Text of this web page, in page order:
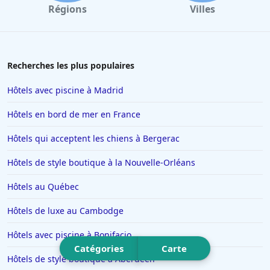
Hôtels à Aix-les-Bains
Hôtels à Plailly
Hôtels à La Toussuire
Hôtels en Lorraine
Hôtels à Dieulefit
Hôtels à Châtillon-sur-Seine
Catégories Carte
Régions Villes
Recherches les plus populaires
Hôtels avec piscine à Madrid
Hôtels en bord de mer en France
Hôtels qui acceptent les chiens à Bergerac
Hôtels de style boutique à la Nouvelle-Orléans
Hôtels au Québec
Hôtels de luxe au Cambodge
Hôtels avec piscine à Bonifacio
Hôtels de style boutique à Aberdeen